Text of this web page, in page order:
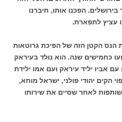
הפכנו אותו, חיברנו
עציץ לתפארת.
הנס הקטן הזה של הפיכת גרוטאות
כחמישים שנה. הוא נולד בעיראק
אביו יליד עיראק ועם אמו ילידת
הקים יהודי פולני, ישראל מוחא,
עמו לשותפות לאחר שסיים את שירותו